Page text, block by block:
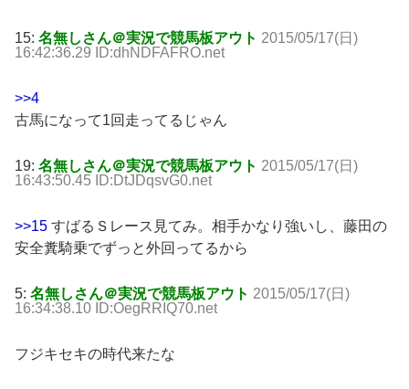
15: 名無しさん＠実況で競馬板アウト 2015/05/17(日)
16:42:36.29 ID:dhNDFAFRO.net
>>4
古馬になって1回走ってるじゃん
19: 名無しさん＠実況で競馬板アウト 2015/05/17(日)
16:43:50.45 ID:DtJDqsvG0.net
>>15 すばるＳレース見てみ。相手かなり強いし、藤田の
安全糞騎乗でずっと外回ってるから
5: 名無しさん＠実況で競馬板アウト 2015/05/17(日)
16:34:38.10 ID:OegRRIQ70.net
フジキセキの時代来たな